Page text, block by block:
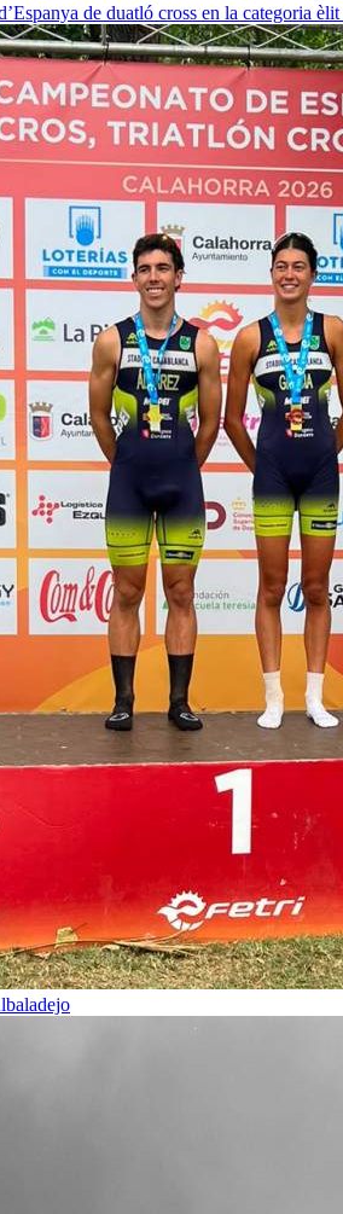
de duatló cross en la categoria èlit